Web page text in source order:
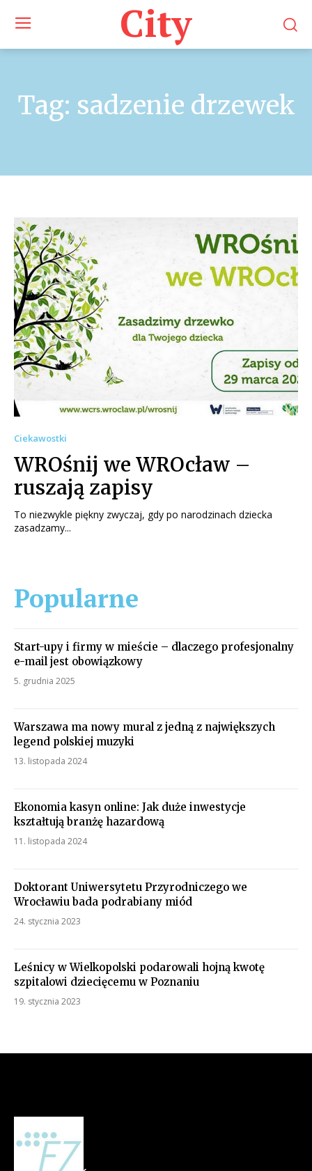
City
Tag: sadzenie drzewek
Ciekawostki
WROśnij we WROcław –
ruszają zapisy
To niezwykle piękny zwyczaj, gdy po narodzinach dziecka
zasadzamy...
Popularne
Start-upy i firmy w mieście – dlaczego profesjonalny
e-mail jest obowiązkowy
5. grudnia 2025
Warszawa ma nowy mural z jedną z największych
legend polskiej muzyki
13. listopada 2024
Ekonomia kasyn online: Jak duże inwestycje
kształtują branżę hazardową
11. listopada 2024
Doktorant Uniwersytetu Przyrodniczego we
Wrocławiu bada podrabiany miód
24. stycznia 2023
Leśnicy w Wielkopolski podarowali hojną kwotę
szpitalowi dziecięcemu w Poznaniu
19. stycznia 2023